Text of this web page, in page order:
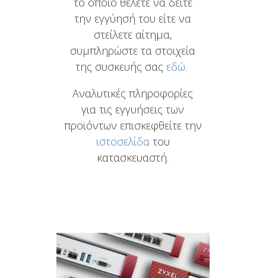
την εγγύησή του είτε να
στείλετε αίτημα,
συμπληρώστε τα στοιχεία
της συσκευής σας εδώ.
Αναλυτικές πληροφορίες
για τις εγγυήσεις των
προϊόντων επισκεφθείτε την
ιστοσελίδατου
κατασκευαστή.